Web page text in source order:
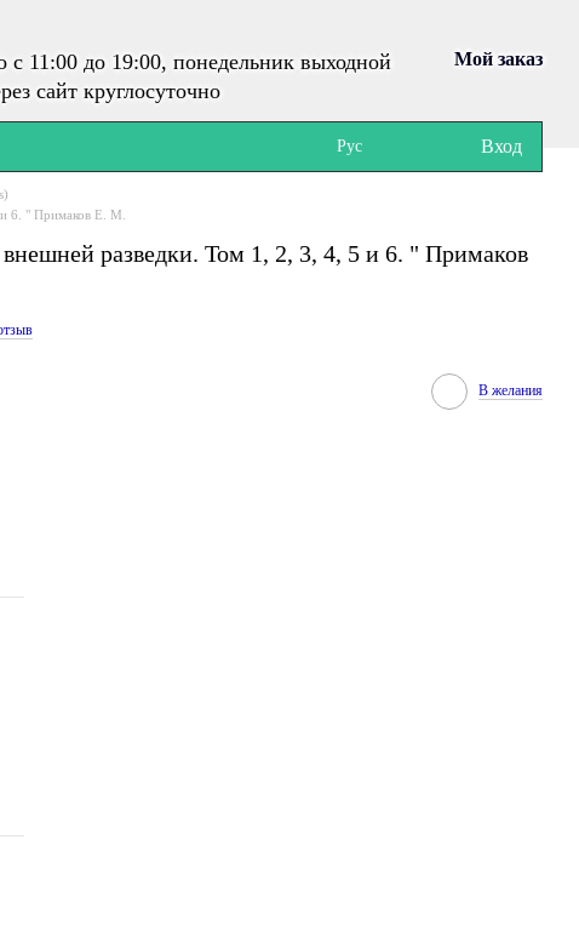
с 11:00 до 19:00, понедельник выходной
сайт круглосуточно
Мой заказ
Рус Вход
и 6. " Примаков Е. М.
разведки. Том 1, 2, 3, 4, 5 и 6. " Примаков
В желания